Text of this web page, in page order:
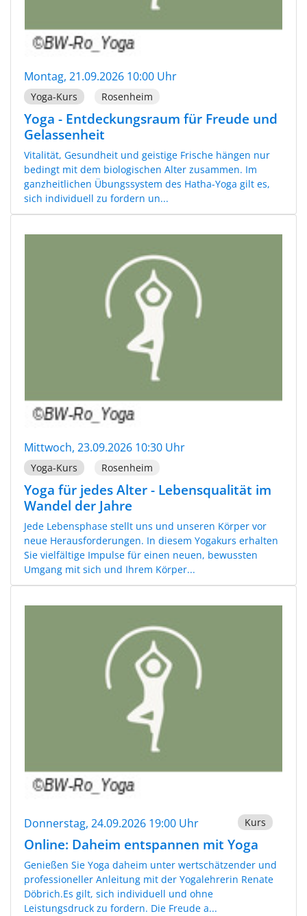
Montag, 21.09.2026 10:00 Uhr
Yoga-Kurs Rosenheim
Yoga - Entdeckungsraum für Freude und
Gelassenheit
Vitalität, Gesundheit und geistige Frische hängen nur
bedingt mit dem biologischen Alter zusammen. Im
ganzheitlichen Übungssystem des Hatha-Yoga gilt es,
sich individuell zu fordern un...
Mittwoch, 23.09.2026 10:30 Uhr
Yoga-Kurs Rosenheim
Yoga für jedes Alter - Lebensqualität im
Wandel der Jahre
Jede Lebensphase stellt uns und unseren Körper vor
neue Herausforderungen. In diesem Yogakurs erhalten
Sie vielfältige Impulse für einen neuen, bewussten
Umgang mit sich und Ihrem Körper...
Donnerstag, 24.09.2026 19:00 Uhr Kurs
Online: Daheim entspannen mit Yoga
Genießen Sie Yoga daheim unter wertschätzender und
professioneller Anleitung mit der Yogalehrerin Renate
Döbrich.Es gilt, sich individuell und ohne
Leistungsdruck zu fordern. Die Freude a...